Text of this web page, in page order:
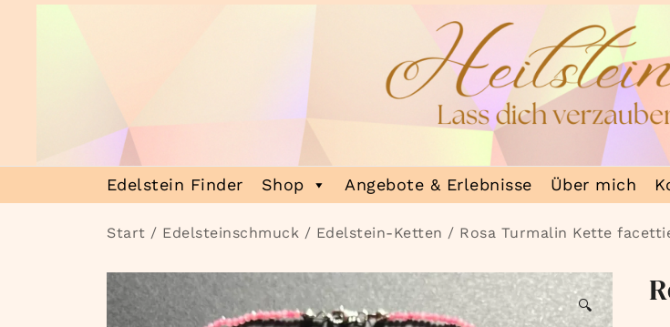
Heilsteinmagie
Lass dich verzaubern
Edelstein Finder Shop Angebote & Erlebnisse Über mich
Start / Edelsteinschmuck / Edelstein-Ketten / Rosa Turmalin Kette
🔍